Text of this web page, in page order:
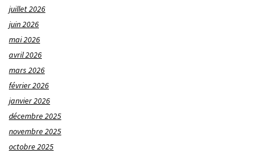
juillet 2026
juin 2026
mai 2026
avril 2026
mars 2026
février 2026
janvier 2026
décembre 2025
novembre 2025
octobre 2025